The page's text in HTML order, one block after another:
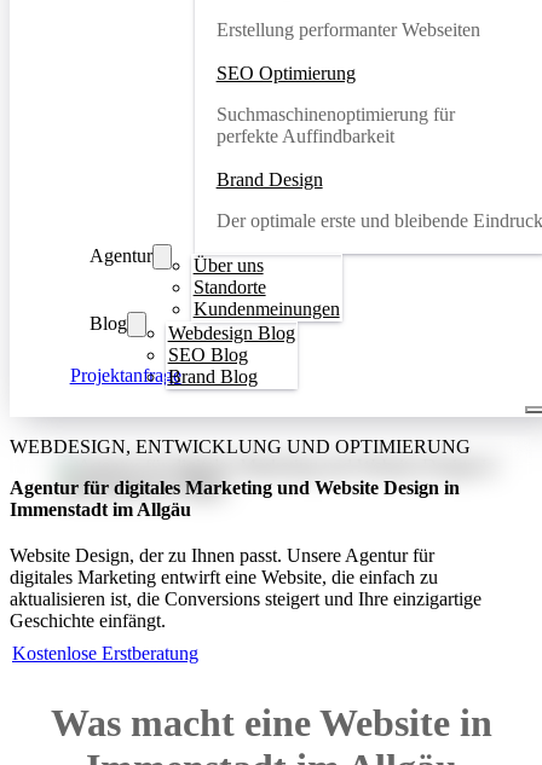
Erstellung performanter Webseiten
SEO Optimierung
Suchmaschinenoptimierung für
perfekte Auffindbarkeit
Brand Design
Der optimale erste und bleibende Eindruck
Agentur
Über uns
Standorte
Kundenmeinungen
Blog
Webdesign Blog
SEO Blog
Brand Blog
Projektanfrage
WEBDESIGN, ENTWICKLUNG UND OPTIMIERUNG
Agentur für digitales Marketing und Website Design in
Immenstadt im Allgäu
Website Design, der zu Ihnen passt. Unsere Agentur für
digitales Marketing entwirft eine Website, die einfach zu
aktualisieren ist, die Conversions steigert und Ihre einzigartige
Geschichte einfängt.
Kostenlose Erstberatung
Was macht eine Website in